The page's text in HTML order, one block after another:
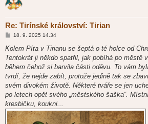
Re: Tirínské království: Tirian
P
í
p
ě
e
k
18. 9. 2025 14.34
Kolem Píta v Tirianu se šeptá o té holce od
Tentokrát ji někdo spatřil, jak pobíhá po městě
během čehož si barvila části oděvu. To vám
tvrdí, že nejde zabít, protože jedině tak se
svém divokém životě. Některé tváře se jen
po letech opět svého „městského šaška“.
kresbičku, koukni...